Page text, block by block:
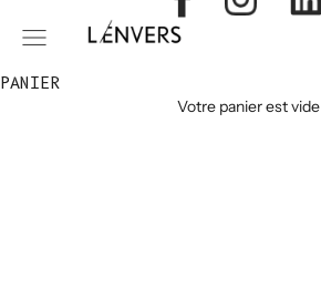
L'ENVERS
Ouvrir le menu de navigation
PANIER
Votre panier est vide